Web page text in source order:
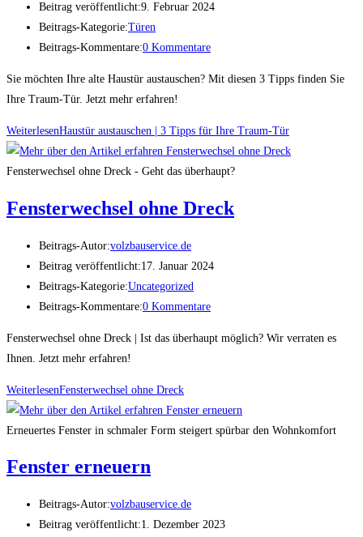
Beitrag veröffentlicht:9. Februar 2024
Beitrags-Kategorie:Türen
Beitrags-Kommentare:0 Kommentare
Sie möchten Ihre alte Haustür austauschen? Mit diesen 3 Tipps finden Sie
Ihre Traum-Tür. Jetzt mehr erfahren!
WeiterlesenHaustür austauschen | 3 Tipps für Ihre Traum-Tür
Fensterwechsel ohne Dreck - Geht das überhaupt?
Fensterwechsel ohne Dreck
Beitrags-Autor:volzbauservice.de
Beitrag veröffentlicht:17. Januar 2024
Beitrags-Kategorie:Uncategorized
Beitrags-Kommentare:0 Kommentare
Fensterwechsel ohne Dreck | Ist das überhaupt möglich? Wir verraten es
Ihnen. Jetzt mehr erfahren!
WeiterlesenFensterwechsel ohne Dreck
Erneuertes Fenster in schmaler Form steigert spürbar den Wohnkomfort
Fenster erneuern
Beitrags-Autor:volzbauservice.de
Beitrag veröffentlicht:1. Dezember 2023